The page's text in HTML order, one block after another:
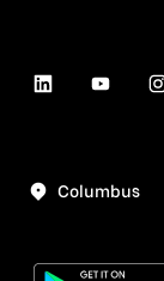
Columbus